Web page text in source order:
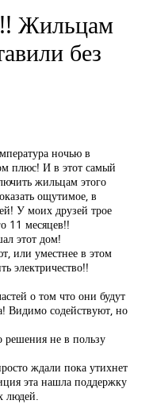
Жильцам
без
ночью в
плюс! И в этот самый
жильцам этого
ощутимое, в
У моих друзей трое
11 месяцев!!
этот дом!
или уместнее в этом
электричество!!
о том что они будут
Видимо содействуют, но
решения не в пользу
ждали пока утихнет
эта нашла поддержку
людей.